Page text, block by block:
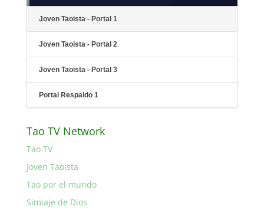
Joven Taoista - Portal 1
Joven Taoista - Portal 2
Joven Taoista - Portal 3
Portal Respaldo 1
Tao TV Network
Tao TV
Joven Taoista
Tao por el mundo
Simiaje de Dios